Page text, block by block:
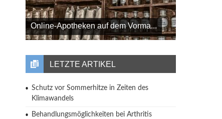
Online-Apotheken auf dem Vorma...
LETZTE ARTIKEL
Schutz vor Sommerhitze in Zeiten des
Klimawandels
Behandlungsmöglichkeiten bei Arthritis